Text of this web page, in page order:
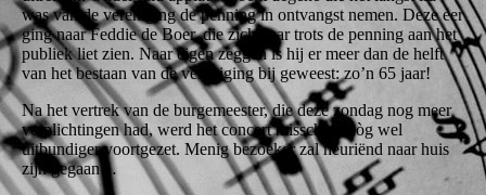
was van de vereniging de penning in ontvangst nemen. Deze eer
ging naar Feddie de Boer, die zichtbaar trots de penning aan het
publiek liet zien. Naar eigen zeggen is hij er meer dan de helft
van het bestaan van de vereniging bij geweest: zo’n 65 jaar!
Na het vertrek van de burgemeester, die deze zondag nog meer
verplichtingen had, werd het concert misschien nòg wel
uitbundiger voortgezet. Menig bezoeker zal neuriënd naar huis
zijn gegaan…